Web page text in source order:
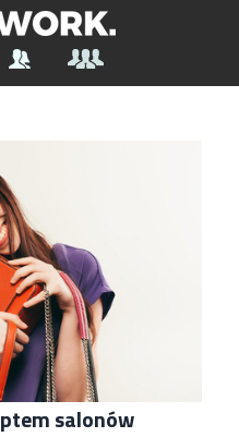
Retail &
ofertami w branży.
salonów